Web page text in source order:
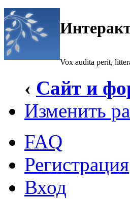
Vox audita perit,
‹ Сайт и
Изменить
FAQ
Регистрация
Вход